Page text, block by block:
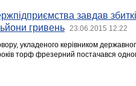
завдав
гривень
23.06.2015 12:22
укладеного керівником
торф фрезерний постачався